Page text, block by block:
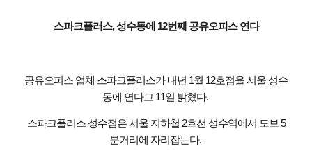
스파크플러스, 성수동에 12번째 공유오피스 연다
공유오피스 업체 스파크플러스가 내년 1월 12호점을 서울 성수
동에 연다고 11일 밝혔다.
스파크플러스 성수점은 서울 지하철 2호선 성수역에서 도보 5
분거리에 자리잡는다.